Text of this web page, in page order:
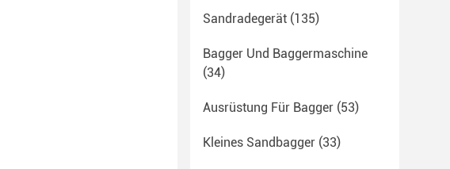
Sandradegerät (135)
Bagger Und Baggermaschine
(34)
Ausrüstung Für Bagger (53)
Kleines Sandbagger (33)